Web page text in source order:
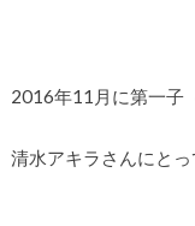
2016年11月に第一子
清水アキラさんにとっ